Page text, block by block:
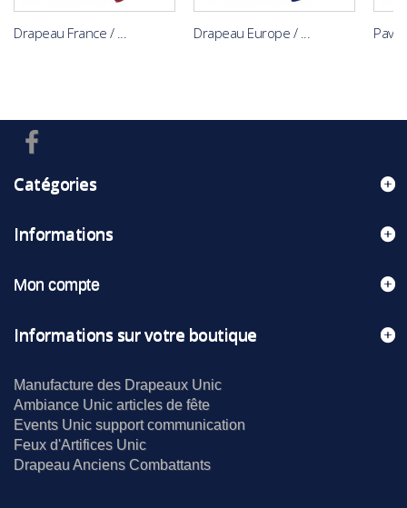
Drapeau France / ... Drapeau Europe / ...
Catégories
Informations
Mon compte
Informations sur votre boutique
Manufacture des Drapeaux Unic
Ambiance Unic articles de fête
Events Unic support communication
Feux d'Artifices Unic
Drapeau Anciens Combattants